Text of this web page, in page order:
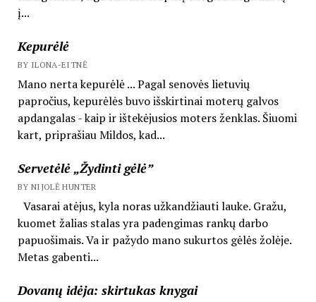
į...
Kepurėlė
BY ILONA-EITNĖ
Mano nerta kepurėlė ... Pagal senovės lietuvių
papročius, kepurėlės buvo išskirtinai moterų galvos
apdangalas - kaip ir ištekėjusios moters ženklas. Šiuomi
kart, priprašiau Mildos, kad...
Servetėlė „Žydinti gėlė”
BY NIJOLĖ HUNTER
Vasarai atėjus, kyla noras užkandžiauti lauke. Gražu,
kuomet žalias stalas yra padengimas rankų darbo
papuošimais. Va ir pažydo mano sukurtos gėlės žolėje.
Metas gabenti...
Dovanų idėja: skirtukas knygai